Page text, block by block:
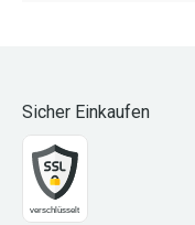
Sicher Einkaufen